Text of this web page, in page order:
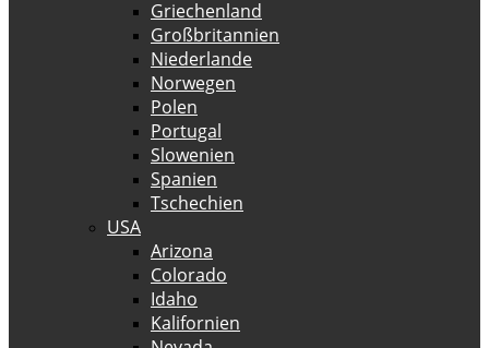
Griechenland
Großbritannien
Niederlande
Norwegen
Polen
Portugal
Slowenien
Spanien
Tschechien
USA
Arizona
Colorado
Idaho
Kalifornien